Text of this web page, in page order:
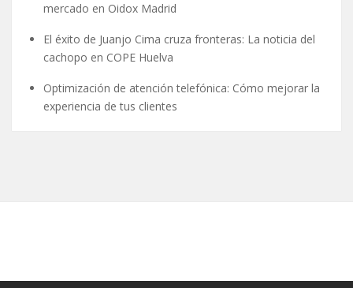
mercado en Oidox Madrid
El éxito de Juanjo Cima cruza fronteras: La noticia del
cachopo en COPE Huelva
Optimización de atención telefónica: Cómo mejorar la
experiencia de tus clientes